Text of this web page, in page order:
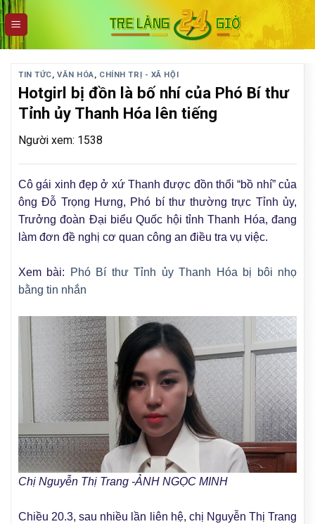
Skip
to
content
TIN TỨC,VĂN HÓA, CHÍNH TRỊ - XÃ HỘI
Hotgirl bị đồn là bố nhí của Phó Bí thư
Tỉnh ủy Thanh Hóa lên tiếng
Người xem: 1538
Cô gái xinh đẹp ở xứ Thanh được đồn thổi “bồ nhí” của
ông Đỗ Trọng Hưng, Phó bí thư thường trực Tỉnh ủy,
Trưởng đoàn Đại biểu Quốc hội tỉnh Thanh Hóa, đang
làm đơn đề nghị cơ quan công an điều tra vụ việc.
Xem bài:
Phó Bí thư Tỉnh ủy Thanh Hóa bị bôi nhọ
bằng tin nhắn
Chị Nguyễn Thị Trang -ẢNH NGỌC MINH
Chiều 20.3, sau nhiều lần liên hệ, chị Nguyễn Thị Trang